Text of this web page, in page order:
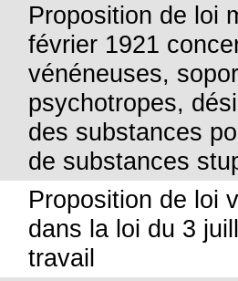
Proposition de loi
février 1921
vénéneuses,
psychotropes,
des substances
de substances
Proposition de loi
dans la loi du 3
travail